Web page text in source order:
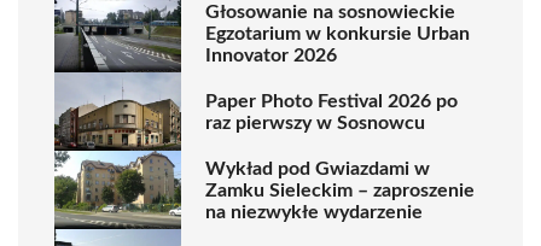
Głosowanie na sosnowieckie
Egzotarium w konkursie Urban
Innovator 2026
Paper Photo Festival 2026 po
raz pierwszy w Sosnowcu
Wykład pod Gwiazdami w
Zamku Sieleckim – zaproszenie
na niezwykłe wydarzenie